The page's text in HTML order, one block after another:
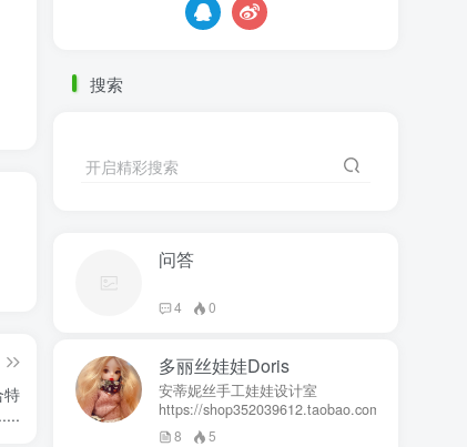
特
搜索
开启精彩搜索
问答
4 0
多丽丝娃娃Doris
安蒂妮丝手工娃娃设计室
https://shop352039612.taobao.com
8 5